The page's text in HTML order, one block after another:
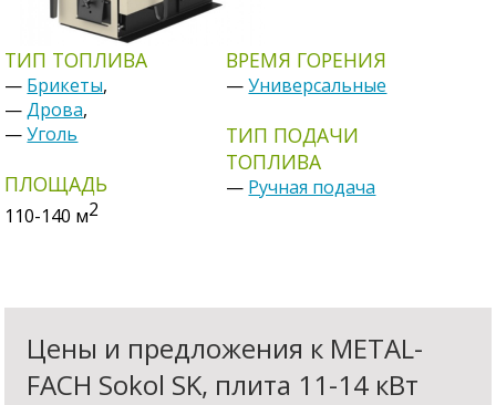
ТИП ТОПЛИВА
— Брикеты,
—Дрова,
—Уголь
ПЛОЩАДЬ
110-140 м2
ВРЕМЯ ГОРЕНИЯ
—Универсальные
ТИП ПОДАЧИ
ТОПЛИВА
— Ручная подача
Цены и предложения к METAL-
FACH Sokol SK, плита 11-14 кВт